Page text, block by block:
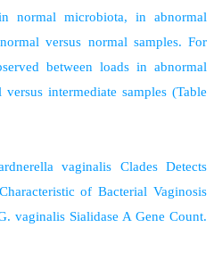
normal microbiota, in abnormal
versus normal samples. For
between loads in abnormal
intermediate samples (Table